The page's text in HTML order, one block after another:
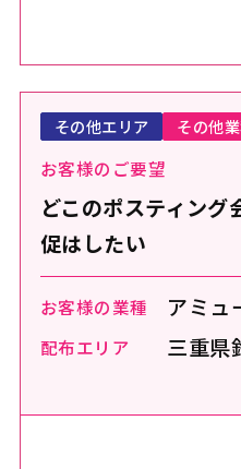
お客様のご要望
どこのポスティン
促はしたい
お客様の業種 アミュ
配布エリア 三重県
その他エリア その他